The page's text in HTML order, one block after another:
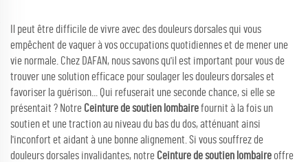
Il peut être difficile de vivre avec des douleurs dorsales qui vous
empêchent de vaquer à vos occupations quotidiennes et de mener une
vie normale. Chez DAFAN, nous savons qu'il est important pour vous de
trouver une solution efficace pour soulager les douleurs dorsales et
favoriser la guérison... Qui refuserait une seconde chance, si elle se
présentait ? Notre Ceinture de soutien lombairefournit à la fois un
soutien et une traction au niveau du bas du dos, atténuant ainsi
l'inconfort et aidant à une bonne alignement. Si vous souffrez de
douleurs dorsales invalidantes, notre Ceinture de soutien lombaireoffre